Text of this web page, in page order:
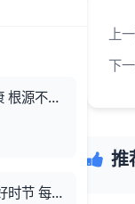
根源不在
时节 每一
上
下一
推